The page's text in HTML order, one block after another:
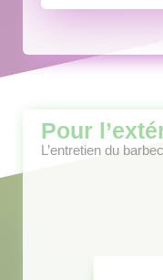
Pour
L’entretien du